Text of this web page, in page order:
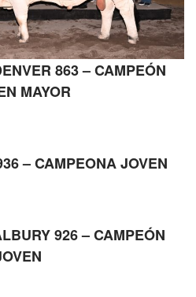
863 – CAMPEÓN
MAYOR
– CAMPEONA JOVEN
926 – CAMPEÓN